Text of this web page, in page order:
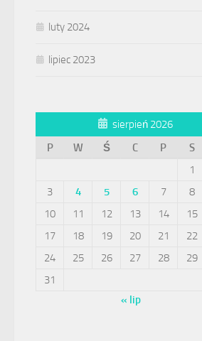
luty 2024
lipiec 2023
sierpień 2026
P
W Ś C P S
1
3
4 5 6 7 8
10
11 12 13 14 15
17
18 19 20 21 22
24
25 26 27 28 29
31
« lip